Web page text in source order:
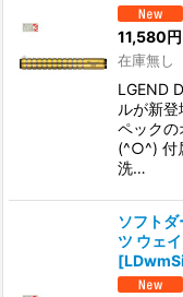
11,580円
在庫無し
LGEND
ルが新
ペック
(^○^) 付
洗…
ソフトダ
ツ ウェ
[